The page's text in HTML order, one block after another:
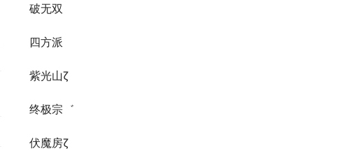
破无双
四方派
紫光山ζ
终极宗゛
伏魔房ζ